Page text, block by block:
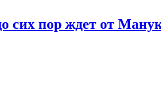
сих пор ждет от